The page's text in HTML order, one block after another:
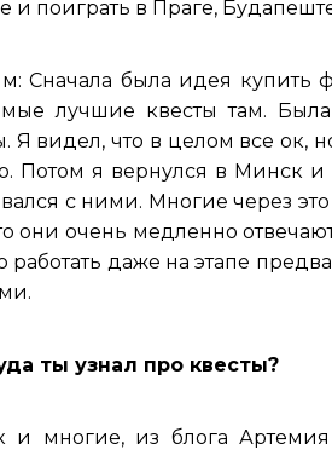
и поиграть в Праге,
Сначала была идея купить
лучшие квесты там.
Я видел, что в целом все ок,
Потом я вернулся в Минск
с ними. Многие через
они очень медленно
работать даже на этапе
ты узнал про квесты?
и многие, из блога Артемия